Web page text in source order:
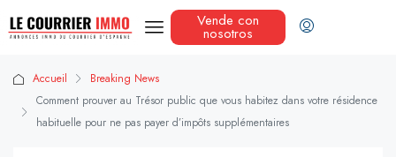
Vende con
nosotros
Accueil
Breaking News
Comment prouver au Trésor public que vous habitez dans votre résidence
habituelle pour ne pas payer d’impôts supplémentaires